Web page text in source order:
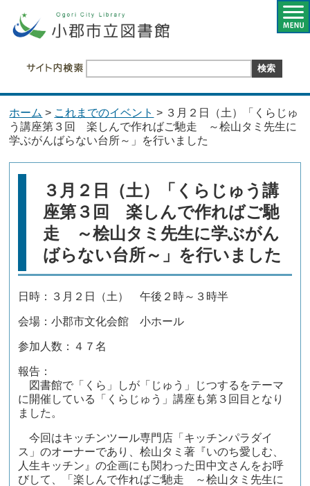
ホーム > これまでのイベント > ３月２日（土）「くらじゅ
う講座第３回 楽しんで作ればご馳走 ～桧山タミ先生に
学ぶがんばらない台所～」を行いました
３月２日（土）「くらじゅう講
座第３回 楽しんで作ればご馳
走 ～桧山タミ先生に学ぶがん
ばらない台所～」を行いました
日時：３月２日（土） 午後２時～３時半
会場：小郡市文化会館 小ホール
参加人数：４７名
報告：
図書館で「くら」しが「じゅう」じつするをテーマ
に開催している「くらじゅう」講座も第３回目となり
ました。
今回はキッチンツール専門店「キッチンパラダイ
ス」のオーナーであり、桧山タミ著『いのち愛しむ、
人生キッチン』の企画にも関わった田中文さんをお呼
びして、「楽しんで作ればご馳走 ～桧山タミ先生に